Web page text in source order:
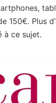
150€. Plus
à ce sujet.